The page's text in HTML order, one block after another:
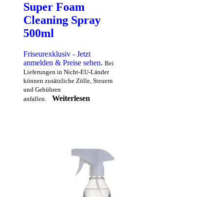
Super Foam
Cleaning Spray
500ml
Friseurexklusiv - Jetzt
anmelden & Preise sehen. Bei
Lieferungen in Nicht-EU-Länder
können zusätzliche Zölle, Steuern
und Gebühren
anfallen.
Weiterlesen